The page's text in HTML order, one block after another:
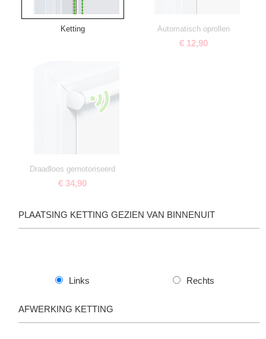
Ketting Automatisch oprollen
€ 12,90
Draadloos gemotoriseerd
€ 34,90
PLAATSING KETTING GEZIEN VAN BINNENUIT
Links Rechts
AFWERKING KETTING